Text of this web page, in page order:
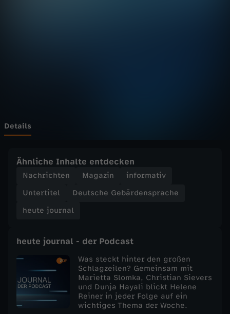
-
e
u
j
o
Details
Ähnliche Inhalte entdecken
Nachrichten Magazin
informativ
Untertitel
Deutsche Gebärdensprache
heute journal
heute journal - der Podcast
Was steckt hinter den großen
Schlagzeilen? Gemeinsam mit
Marietta Slomka, Christian Sievers
und Dunja Hayali blickt Helene
Reiner in jeder Folge auf ein
wichtiges Thema der Woche.